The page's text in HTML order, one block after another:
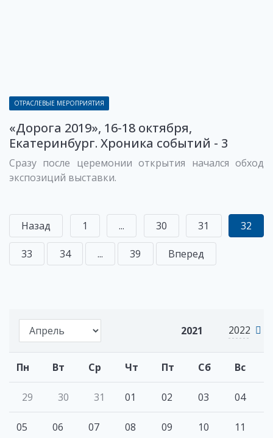
2021 2022
Пн Вт Ср Чт Пт Сб Вс
29 30 31 01 02 03 04
05 06 07 08 09 10 11
ОТРАСЛЕВЫЕ МЕРОПРИЯТИЯ
«Дорога 2019», 16-18 октября,
Екатеринбург. Хроника событий - 3
Сразу после церемонии открытия начался обход
экспозиций выставки.
Назад 1 ... 30 31 32
33 34 ... 39 Вперед